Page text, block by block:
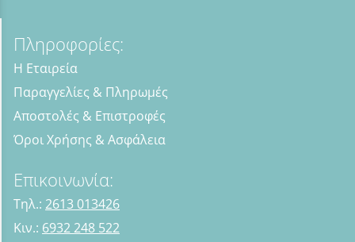
Πληροφορίες:
Η Εταιρεία
Παραγγελίες & Πληρωμές
Αποστολές & Επιστροφές
Όροι Χρήσης & Ασφάλεια
Επικοινωνία:
Τηλ.: 2613 013426
Κιν.: 6932 248 522